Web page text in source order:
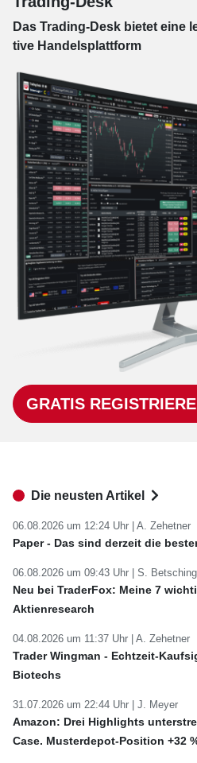
Das Trading-Desk bie­tet eine
tive Han­dels­platt­form
GRATIS
Die neusten Artikel
06.08.2026 um 12:24 Uhr | A. Zehetner
Paper - Das sind derzeit die
06.08.2026 um 09:43 Uhr | S.
Neu bei TraderFox: Meine 7
Aktienresearch
04.08.2026 um 11:37 Uhr | A. Zehetner
Trader Wingman - Echtzeit-
Biotechs
31.07.2026 um 22:44 Uhr | J. Meyer
Amazon: Drei Highlights
Case. Musterdepot-Position +32